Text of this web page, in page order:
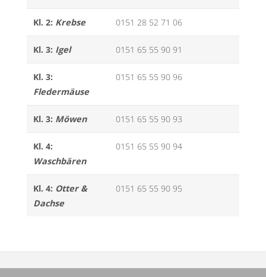
Kl. 2: Krebse 0151 28 52 71 06
Kl. 3: Igel 0151 65 55 90 91
Kl. 3:
Fledermäuse
0151 65 55 90 96
Kl. 3: Möwen 0151 65 55 90 93
Kl. 4:
Waschbären
0151 65 55 90 94
Kl. 4: Otter &
Dachse
0151 65 55 90 95